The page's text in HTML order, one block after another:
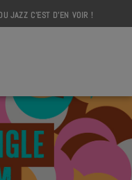
JAZZ C'EST D'EN VOIR !